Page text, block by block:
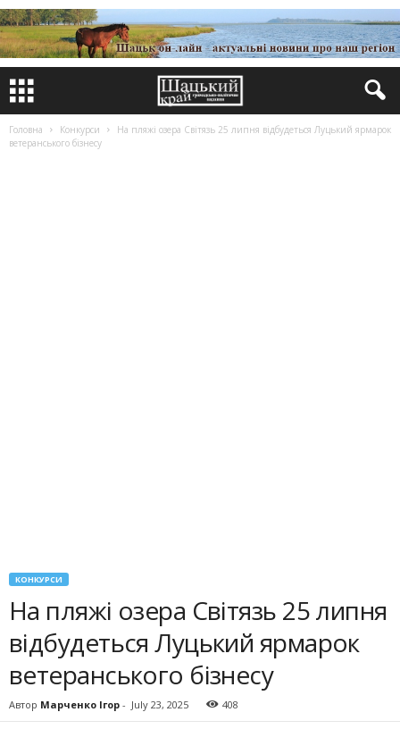
Головна Конкурси
На пляжі озера Світязь 25 липня відбудеться Луцький ярмарок
ветеранського бізнесу
КОНКУРСИ
На пляжі озера Світязь 25 липня
відбудеться Луцький ярмарок
ветеранського бізнесу
Автор Марченко Ігор - July 23, 2025 408